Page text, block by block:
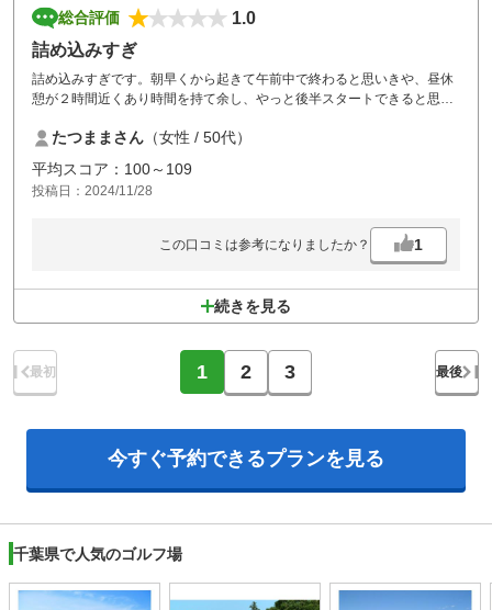
比較的好きなコースでしたが、当分行かなくなると思います。
総合評価
1.0
詰め込みすぎ
詰め込みすぎです。朝早くから起きて午前中で終わると思いきや、昼休
憩が２時間近くあり時間を持て余し、やっと後半スタートできると思い
4台位溜まり、ペースも狂わされました。スコアは、良くてもこんなに
時間かかっても疲れるだけでした。
たつままさん （女性 / 50代）
平均スコア：100～109
投稿日：2024/11/28
この口コミは参考になりましたか？ 1
続きを見る
最初 1 2 3 最後
今すぐ予約できるプランを見る
千葉県で人気のゴルフ場